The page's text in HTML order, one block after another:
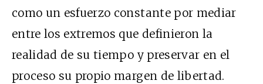
como un esfuerzo constante por mediar
entre los extremos que definieron la
realidad de su tiempo y preservar en el
proceso su propio margen de libertad.